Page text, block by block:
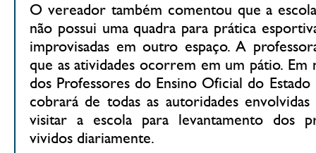
O vereador também comentou que a
não possui uma quadra para prática
improvisadas em outro espaço. A
que as atividades ocorrem em um pátio. Em
dos Professores do Ensino Oficial do
cobrará de todas as autoridades
visitar a escola para levantamento dos
vividos diariamente.